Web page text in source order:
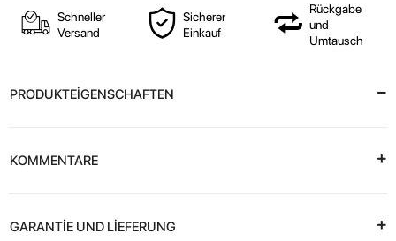
Schneller
Versand
Sicherer
Einkauf
Rückgabe
und
Umtausch
PRODUKTEİGENSCHAFTEN
KOMMENTARE
GARANTİE UND LİEFERUNG